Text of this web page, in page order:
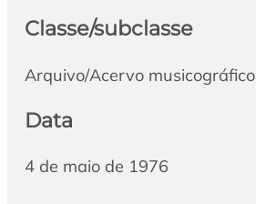
Classe/subclasse
Arquivo/Acervo musicográfico
Data
4 de maio de 1976